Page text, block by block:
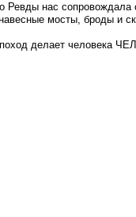
Ревды нас
мосты, броды и
делает человека